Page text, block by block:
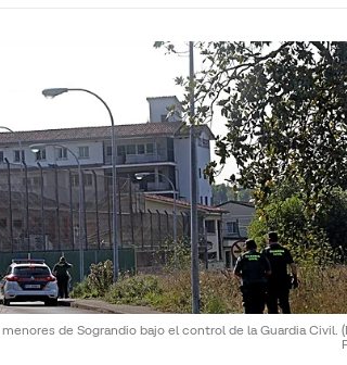
de Sograndio bajo el control de la Guardia Civil.